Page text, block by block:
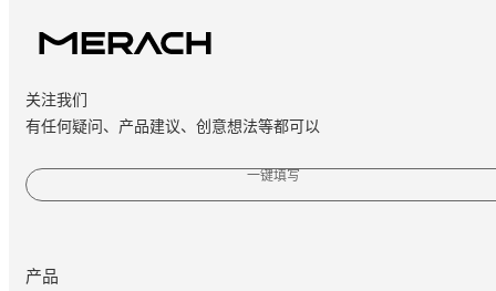
关注我们
有任何疑问、产品建议、创意想法等都可以
一键填写
产品